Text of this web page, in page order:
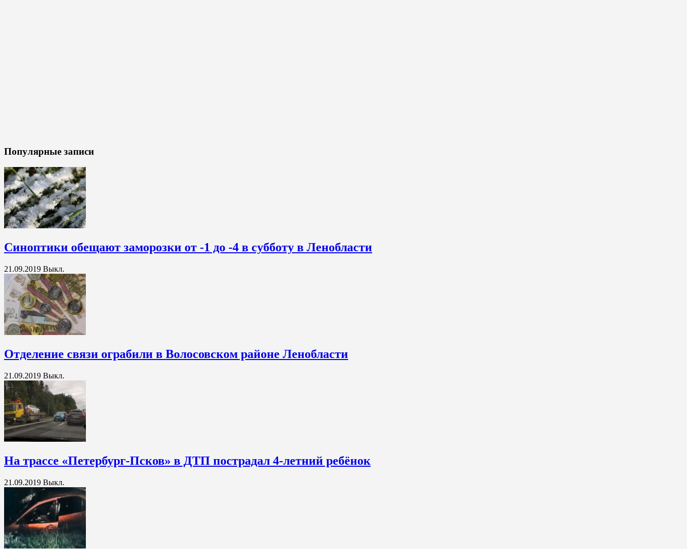
Популярные записи
Синоптики обещают заморозки от -1 до -4 в субботу в Ленобласти
21.09.2019 Выкл.
Отделение связи ограбили в Волосовском районе Ленобласти
21.09.2019 Выкл.
На трассе «Петербург-Псков» в ДТП пострадал 4-летний ребёнок
21.09.2019 Выкл.